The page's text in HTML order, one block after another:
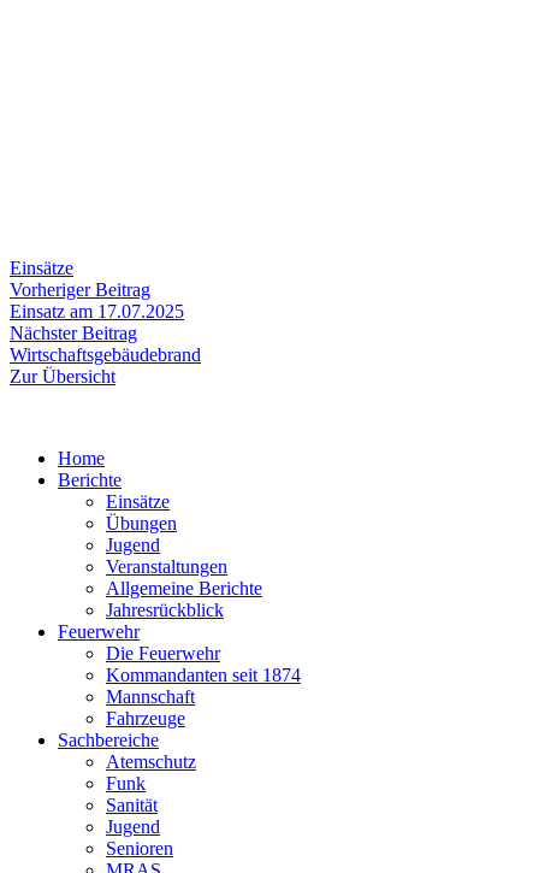
Einsätze
Beitragsnavigation
Vorheriger BeitragVorheriger
Beitrag:
Einsatz am 17.07.2025
Nächster BeitragNächster
Beitrag:
Wirtschaftsgebäudebrand
Zur Übersicht
Home
Berichte
Einsätze
Übungen
Jugend
Veranstaltungen
Allgemeine Berichte
Jahresrückblick
Feuerwehr
Die Feuerwehr
Kommandanten seit 1874
Mannschaft
Fahrzeuge
Sachbereiche
Atemschutz
Funk
Sanität
Jugend
Senioren